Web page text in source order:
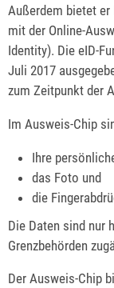
Außerdem bietet
mit der Online-
Identity). Die eID-
Juli 2017
zum Zeitpunkt der
Im Ausweis-Chip
Ihre
das Foto und
die
Die Daten sind nur
Grenzbehörden
Der Ausweis-Chip